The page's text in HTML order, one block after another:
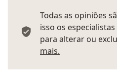
Todas as opiniões
isso os
para alterar ou
mais.